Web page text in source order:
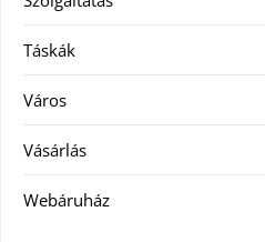
Táskák
Város
Vásárlás
Webáruház